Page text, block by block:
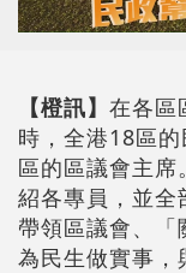
【橙訊】 在各區
時，全港18區
區的區議會主
紹各專員，並全
帶領區議會、「
為民生做實事，